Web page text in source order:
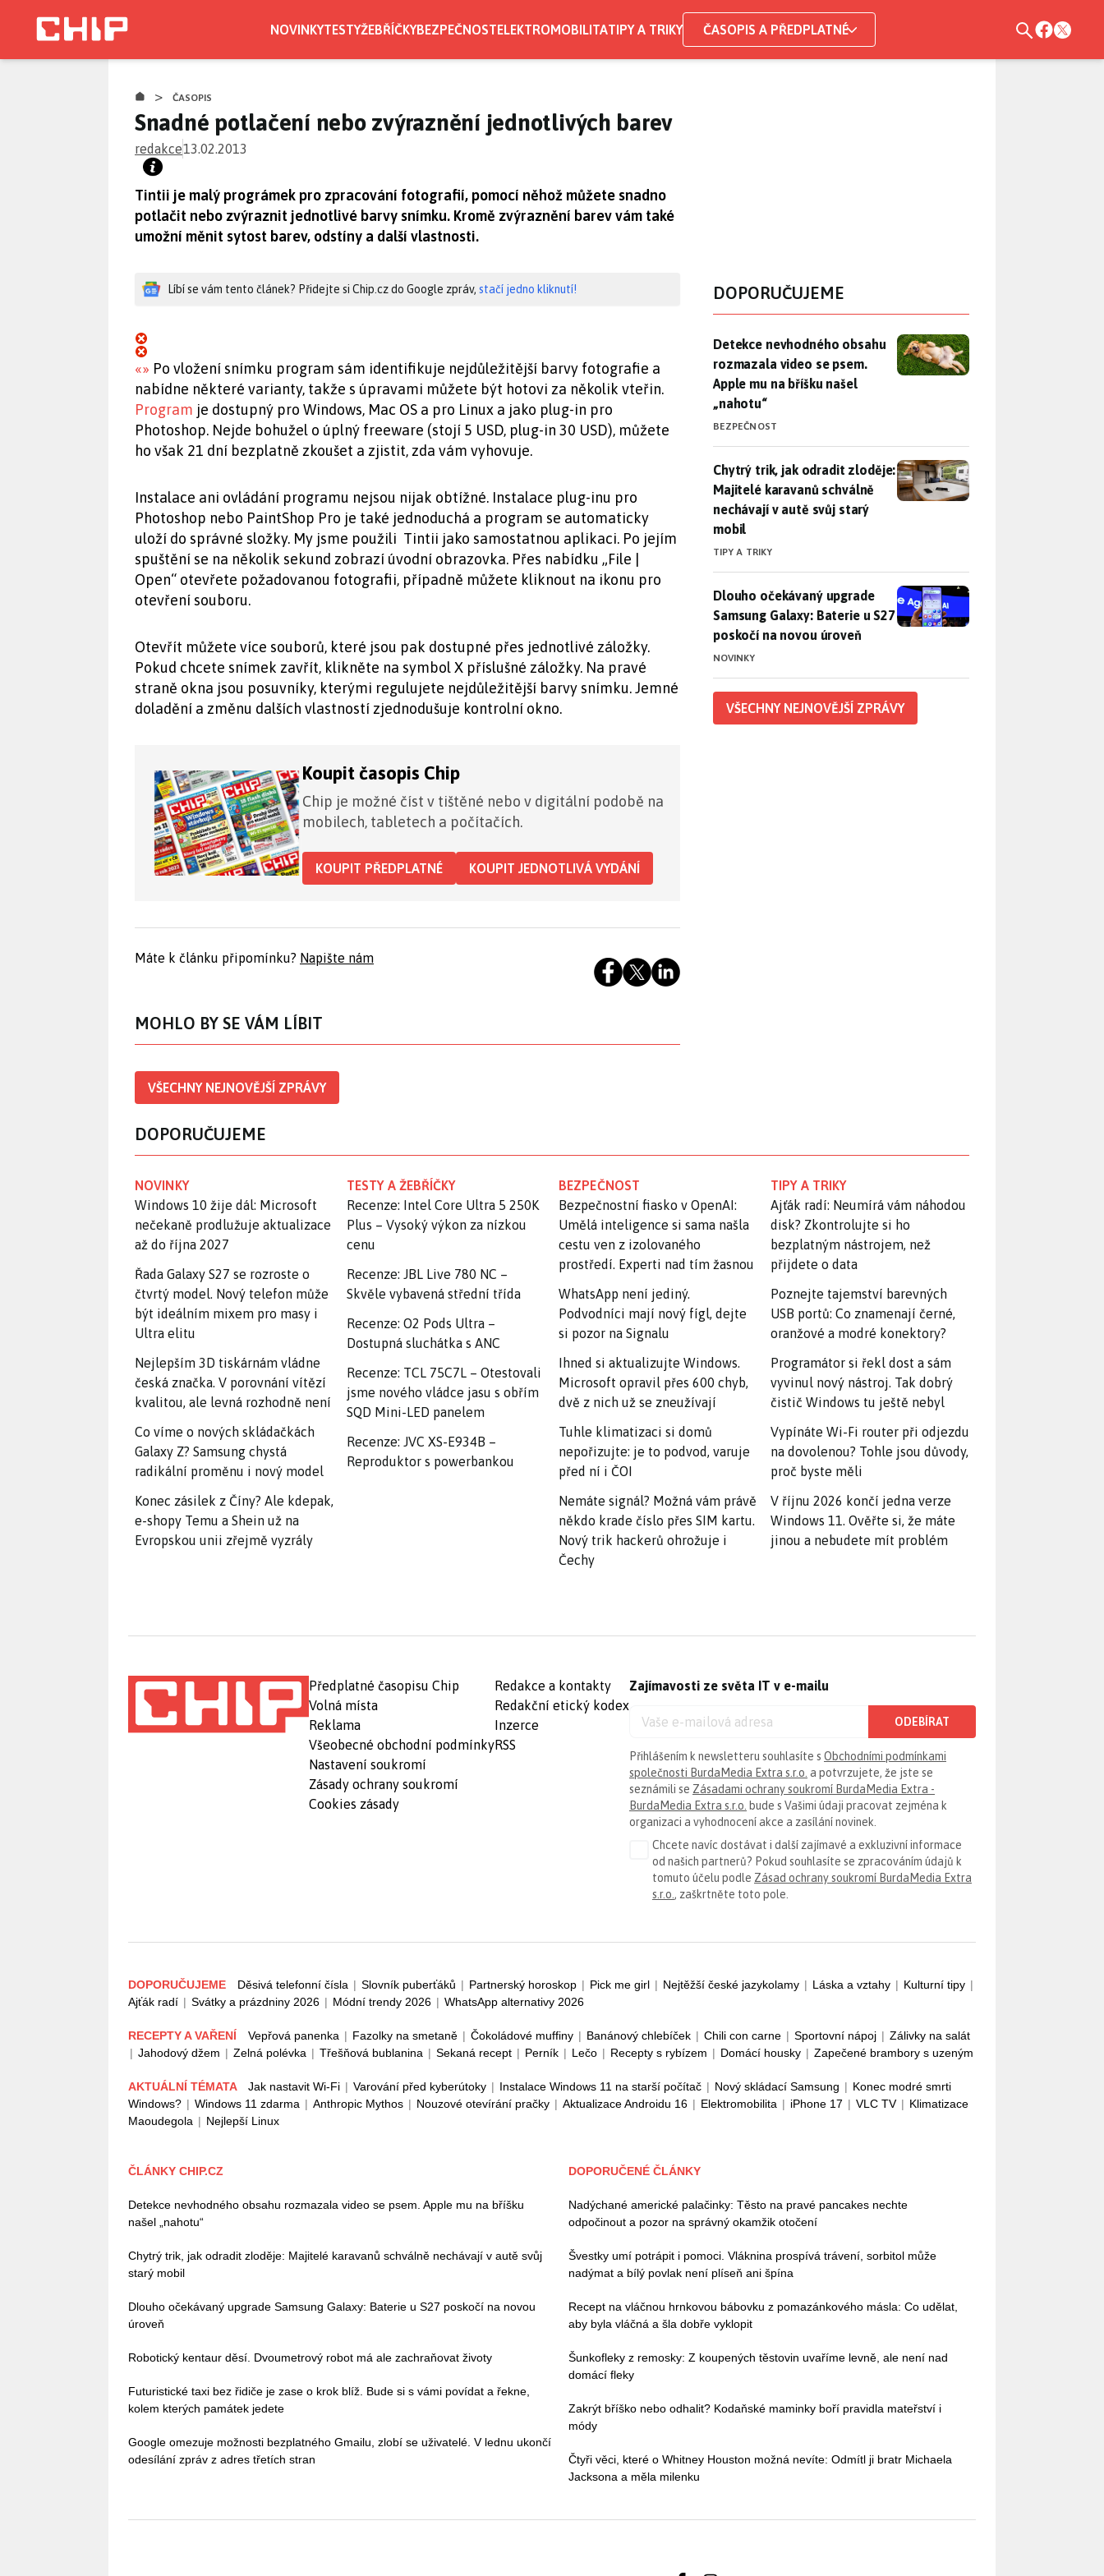
NOVINKYTESTYŽEBŘÍČKYBEZPEČNOSTELEKTROMOBILITATIPY A TRIKY ČASOPIS A PŘEDPLATNÉ
> ČASOPIS
Snadné potlačení nebo zvýraznění jednotlivých barev
redakce13.02.2013
Tintii je malý prográmek pro zpracování fotografií, pomocí něhož můžete snadno
potlačit nebo zvýraznit jednotlivé barvy snímku. Kromě zvýraznění barev vám také
umožní měnit sytost barev, odstíny a další vlastnosti.
Líbí se vám tento článek? Přidejte si Chip.cz do Google zpráv, stačí jedno kliknutí!
«» Po vložení snímku program sám identifikuje nejdůležitější barvy fotografie a
nabídne některé varianty, takže s úpravami můžete být hotovi za několik vteřin.
Program je dostupný pro Windows, Mac OS a pro Linux a jako plug-in pro
Photoshop. Nejde bohužel o úplný freeware (stojí 5 USD, plug-in 30 USD), můžete
ho však 21 dní bezplatně zkoušet a zjistit, zda vám vyhovuje.
Instalace ani ovládání programu nejsou nijak obtížné. Instalace plug-inu pro
Photoshop nebo PaintShop Pro je také jednoduchá a program se automaticky
uloží do správné složky. My jsme použili Tintii jako samostatnou aplikaci. Po jejím
spuštění se na několik sekund zobrazí úvodní obrazovka. Přes nabídku „File |
Open“ otevřete požadovanou fotografii, případně můžete kliknout na ikonu pro
otevření souboru.
Otevřít můžete více souborů, které jsou pak dostupné přes jednotlivé záložky.
Pokud chcete snímek zavřít, klikněte na symbol X příslušné záložky. Na pravé
straně okna jsou posuvníky, kterými regulujete nejdůležitější barvy snímku. Jemné
doladění a změnu dalších vlastností zjednodušuje kontrolní okno.
Koupit časopis Chip
Chip je možné číst v tištěné nebo v digitální podobě na
mobilech, tabletech a počítačích.
KOUPIT PŘEDPLATNÉ KOUPIT JEDNOTLIVÁ VYDÁNÍ
Máte k článku připomínku? Napište nám
MOHLO BY SE VÁM LÍBIT
VŠECHNY NEJNOVĚJŠÍ ZPRÁVY
DOPORUČUJEME
Detekce nevhodného obsahu rozmazala video se psem. Apple mu
Detekce nevhodného obsahu
rozmazala video se psem.
Apple mu na bříšku našel
„nahotu“
BEZPEČNOST
Chytrý trik, jak odradit zloděje: Majitelé karavanů schválně
Chytrý trik, jak odradit zloděje:
Majitelé karavanů schválně
nechávají v autě svůj starý
mobil
TIPY A TRIKY
Dlouho očekávaný upgrade Samsung Galaxy: Baterie u S27
Dlouho očekávaný upgrade
Samsung Galaxy: Baterie u S27
poskočí na novou úroveň
NOVINKY
VŠECHNY NEJNOVĚJŠÍ ZPRÁVY
DOPORUČUJEME
NOVINKY
Windows 10 žije dál: Microsoft
nečekaně prodlužuje aktualizace
až do října 2027
Řada Galaxy S27 se rozroste o
čtvrtý model. Nový telefon může
být ideálním mixem pro masy i
Ultra elitu
Nejlepším 3D tiskárnám vládne
česká značka. V porovnání vítězí
kvalitou, ale levná rozhodně není
Co víme o nových skládačkách
Galaxy Z? Samsung chystá
radikální proměnu i nový model
Konec zásilek z Číny? Ale kdepak,
e-shopy Temu a Shein už na
Evropskou unii zřejmě vyzrály
TESTY A ŽEBŘÍČKY
Recenze: Intel Core Ultra 5 250K
Plus – Vysoký výkon za nízkou
cenu
Recenze: JBL Live 780 NC –
Skvěle vybavená střední třída
Recenze: O2 Pods Ultra –
Dostupná sluchátka s ANC
Recenze: TCL 75C7L – Otestovali
jsme nového vládce jasu s obřím
SQD Mini-LED panelem
Recenze: JVC XS-E934B –
Reproduktor s powerbankou
BEZPEČNOST
Bezpečnostní fiasko v OpenAI:
Umělá inteligence si sama našla
cestu ven z izolovaného
prostředí. Experti nad tím žasnou
WhatsApp není jediný.
Podvodníci mají nový fígl, dejte
si pozor na Signalu
Ihned si aktualizujte Windows.
Microsoft opravil přes 600 chyb,
dvě z nich už se zneužívají
Tuhle klimatizaci si domů
nepořizujte: je to podvod, varuje
před ní i ČOI
Nemáte signál? Možná vám právě
někdo krade číslo přes SIM kartu.
Nový trik hackerů ohrožuje i
Čechy
TIPY A TRIKY
Ajťák radí: Neumírá vám náhodou
disk? Zkontrolujte si ho
bezplatným nástrojem, než
přijdete o data
Poznejte tajemství barevných
USB portů: Co znamenají černé,
oranžové a modré konektory?
Programátor si řekl dost a sám
vyvinul nový nástroj. Tak dobrý
čistič Windows tu ještě nebyl
Vypínáte Wi-Fi router při odjezdu
na dovolenou? Tohle jsou důvody,
proč byste měli
V říjnu 2026 končí jedna verze
Windows 11. Ověřte si, že máte
jinou a nebudete mít problém
Předplatné časopisu Chip
Volná místa
Reklama
Všeobecné obchodní podmínky
Nastavení soukromí
Zásady ochrany soukromí
Cookies zásady
Redakce a kontakty
Redakční etický kodex
Inzerce
RSS
Zajímavosti ze světa IT v e-mailu
ODEBÍRAT
Přihlášením k newsletteru souhlasíte s Obchodními podmínkami
společnosti BurdaMedia Extra s.r.o. a potvrzujete, že jste se
seznámili se Zásadami ochrany soukromí BurdaMedia Extra -
BurdaMedia Extra s.r.o. bude s Vašimi údaji pracovat zejména k
organizaci a vyhodnocení akce a zasílání novinek.
Chcete navíc dostávat i další zajímavé a exkluzivní informace
od našich partnerů? Pokud souhlasíte se zpracováním údajů k
tomuto účelu podle Zásad ochrany soukromí BurdaMedia Extra
s.r.o. , zaškrtněte toto pole.
DOPORUČUJEME Děsivá telefonní čísla | Slovník puberťáků | Partnerský horoskop | Pick me girl | Nejtěžší české jazykolamy | Láska a vztahy | Kulturní tipy |
Ajťák radí | Svátky a prázdniny 2026 | Módní trendy 2026 | WhatsApp alternativy 2026
RECEPTY A VAŘENÍ Vepřová panenka | Fazolky na smetaně | Čokoládové muffiny | Banánový chlebíček | Chili con carne | Sportovní nápoj | Zálivky na salát
| Jahodový džem | Zelná polévka | Třešňová bublanina | Sekaná recept | Perník | Lečo | Recepty s rybízem | Domácí housky | Zapečené brambory s uzeným
AKTUÁLNÍ TÉMATA Jak nastavit Wi-Fi | Varování před kyberútoky | Instalace Windows 11 na starší počítač | Nový skládací Samsung | Konec modré smrti
Windows? | Windows 11 zdarma | Anthropic Mythos | Nouzové otevírání pračky | Aktualizace Androidu 16 | Elektromobilita | iPhone 17 | VLC TV | Klimatizace
Maoudegola | Nejlepší Linux
ČLÁNKY CHIP.CZ
Detekce nevhodného obsahu rozmazala video se psem. Apple mu na bříšku
našel „nahotu“
Chytrý trik, jak odradit zloděje: Majitelé karavanů schválně nechávají v autě svůj
starý mobil
Dlouho očekávaný upgrade Samsung Galaxy: Baterie u S27 poskočí na novou
úroveň
Robotický kentaur děsí. Dvoumetrový robot má ale zachraňovat životy
Futuristické taxi bez řidiče je zase o krok blíž. Bude si s vámi povídat a řekne,
kolem kterých památek jedete
Google omezuje možnosti bezplatného Gmailu, zlobí se uživatelé. V lednu ukončí
odesílání zpráv z adres třetích stran
DOPORUČENÉ ČLÁNKY
Nadýchané americké palačinky: Těsto na pravé pancakes nechte
odpočinout a pozor na správný okamžik otočení
Švestky umí potrápit i pomoci. Vláknina prospívá trávení, sorbitol může
nadýmat a bílý povlak není plíseň ani špína
Recept na vláčnou hrnkovou bábovku z pomazánkového másla: Co udělat,
aby byla vláčná a šla dobře vyklopit
Šunkofleky z remosky: Z koupených těstovin uvaříme levně, ale není nad
domácí fleky
Zakrýt bříško nebo odhalit? Kodaňské maminky boří pravidla mateřství i
módy
Čtyři věci, které o Whitney Houston možná nevíte: Odmítl ji bratr Michaela
Jacksona a měla milenku